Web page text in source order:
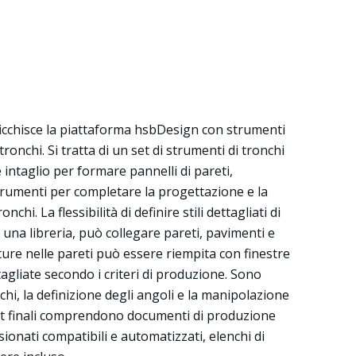
la piattaforma hsbDesign con strumenti
Si tratta di un set di strumenti di tronchi
per formare pannelli di pareti,
per completare la progettazione e la
La flessibilità di definire stili dettagliati di
libreria, può collegare pareti, pavimenti e
nelle pareti può essere riempita con finestre
secondo i criteri di produzione. Sono
la definizione degli angoli e la manipolazione
finali comprendono documenti di produzione
compatibili e automatizzati, elenchi di